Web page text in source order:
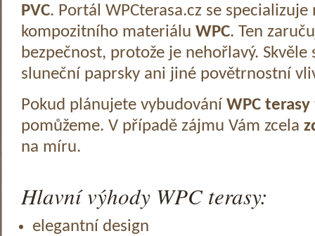
PVC. Portál WPCterasa.cz se specializuje
kompozitního materiálu WPC. Ten
bezpečnost, protože je nehořlavý.
sluneční paprsky ani jiné povětrnostní
Pokud plánujete vybudování WPC terasy
pomůžeme. V případě zájmu Vám zcela
na míru.
Hlavní výhody WPC terasy:
elegantní design